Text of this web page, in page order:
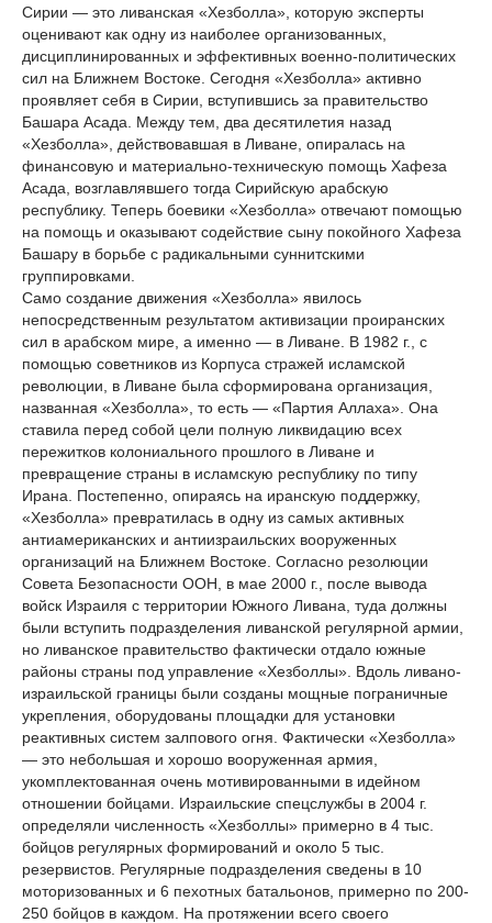
Сирии — это ливанская «Хезболла», которую эксперты
оценивают как одну из наиболее организованных,
дисциплинированных и эффективных военно-политических
сил на Ближнем Востоке. Сегодня «Хезболла» активно
проявляет себя в Сирии, вступившись за правительство
Башара Асада. Между тем, два десятилетия назад
«Хезболла», действовавшая в Ливане, опиралась на
финансовую и материально-техническую помощь Хафеза
Асада, возглавлявшего тогда Сирийскую арабскую
республику. Теперь боевики «Хезболла» отвечают помощью
на помощь и оказывают содействие сыну покойного Хафеза
Башару в борьбе с радикальными суннитскими
группировками.
Само создание движения «Хезболла» явилось
непосредственным результатом активизации проиранских
сил в арабском мире, а именно — в Ливане. В 1982 г., с
помощью советников из Корпуса стражей исламской
революции, в Ливане была сформирована организация,
названная «Хезболла», то есть — «Партия Аллаха». Она
ставила перед собой цели полную ликвидацию всех
пережитков колониального прошлого в Ливане и
превращение страны в исламскую республику по типу
Ирана. Постепенно, опираясь на иранскую поддержку,
«Хезболла» превратилась в одну из самых активных
антиамериканских и антиизраильских вооруженных
организаций на Ближнем Востоке. Согласно резолюции
Совета Безопасности ООН, в мае 2000 г., после вывода
войск Израиля с территории Южного Ливана, туда должны
были вступить подразделения ливанской регулярной армии,
но ливанское правительство фактически отдало южные
районы страны под управление «Хезболлы». Вдоль ливано-
израильской границы были созданы мощные пограничные
укрепления, оборудованы площадки для установки
реактивных систем залпового огня. Фактически «Хезболла»
— это небольшая и хорошо вооруженная армия,
укомплектованная очень мотивированными в идейном
отношении бойцами. Израильские спецслужбы в 2004 г.
определяли численность «Хезболлы» примерно в 4 тыс.
бойцов регулярных формирований и около 5 тыс.
резервистов. Регулярные подразделения сведены в 10
моторизованных и 6 пехотных батальонов, примерно по 200-
250 бойцов в каждом. На протяжении всего своего